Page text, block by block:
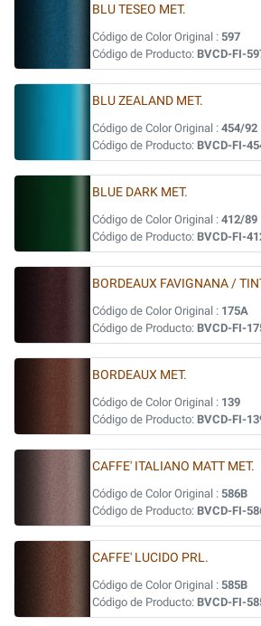
BLU TESEO MET.
Código de Color Original : 597
Código de Producto: BVCD-FI-
BLU ZEALAND MET.
Código de Color Original : 454/92
Código de Producto: BVCD-FI-
BLUE DARK MET.
Código de Color Original : 412/89
Código de Producto: BVCD-FI-
BORDEAUX FAVIGNANA /
Código de Color Original : 175A
Código de Producto: BVCD-FI-
BORDEAUX MET.
Código de Color Original : 139
Código de Producto: BVCD-FI-
CAFFE' ITALIANO MATT MET.
Código de Color Original : 586B
Código de Producto: BVCD-FI-
CAFFE' LUCIDO PRL.
Código de Color Original : 585B
Código de Producto: BVCD-FI-